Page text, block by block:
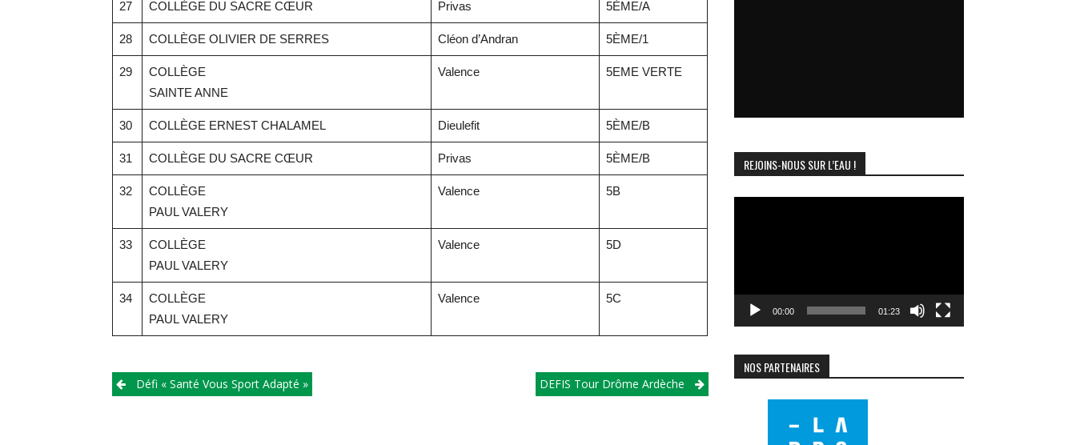
27 COLLÈGE DU SACRE CŒUR Privas 5ÈME/A
28 COLLÈGE OLIVIER DE SERRES Cléon d’Andran 5ÈME/1
29
COLLÈGE
SAINTE ANNE
Valence 5EME VERTE
30 COLLÈGE ERNEST CHALAMEL Dieulefit 5ÈME/B
31 COLLÈGE DU SACRE CŒUR Privas 5ÈME/B
32
COLLÈGE
PAUL VALERY
Valence 5B
33
COLLÈGE
PAUL VALERY
Valence 5D
34
COLLÈGE
PAUL VALERY
Valence 5C
Défi « Santé Vous Sport Adapté » DEFIS Tour Drôme Ardèche
REJOINS-NOUS SUR L’EAU !
00:00 01:23
NOS PARTENAIRES